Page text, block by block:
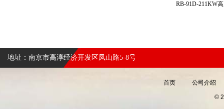
RB-91D-211KW
地址：南京市高淳经济开发区凤山路5-8号
首页 公司介绍
©